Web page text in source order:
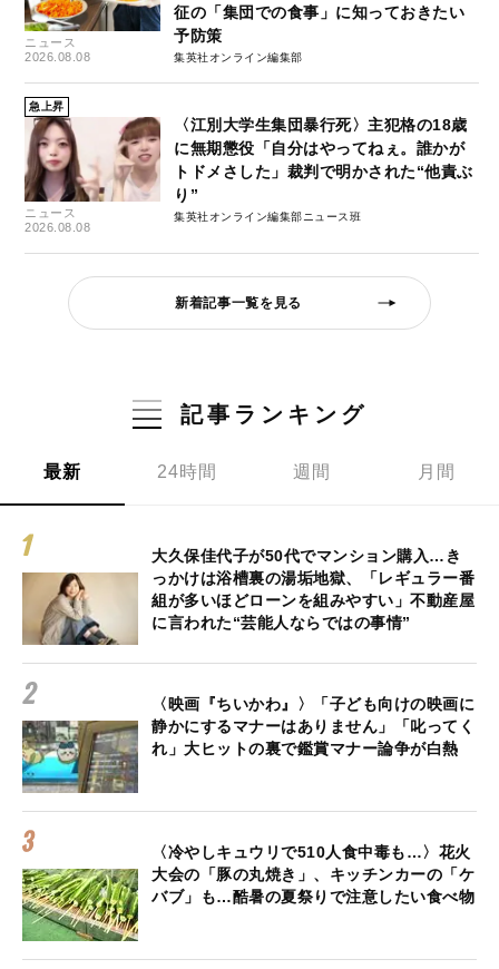
ニュース
2026.08.08
征の「集団での食事」に知っておきたい
予防策
集英社オンライン編集部
急上昇
ニュース
2026.08.08
〈江別大学生集団暴行死〉主犯格の18歳
に無期懲役「自分はやってねぇ。誰かが
トドメさした」裁判で明かされた“他責ぶ
り”
集英社オンライン編集部ニュース班
新着記事一覧を見る
記事ランキング
最新 24時間 週間 月間
大久保佳代子が50代でマンション購入…き
っかけは浴槽裏の湯垢地獄、「レギュラー番
組が多いほどローンを組みやすい」不動産屋
に言われた“芸能人ならではの事情”
〈映画『ちいかわ』〉「子ども向けの映画に
静かにするマナーはありません」「叱ってく
れ」大ヒットの裏で鑑賞マナー論争が白熱
〈冷やしキュウリで510人食中毒も…〉花火
大会の「豚の丸焼き」、キッチンカーの「ケ
バブ」も…酷暑の夏祭りで注意したい食べ物